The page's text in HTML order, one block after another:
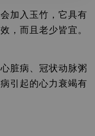
加入玉竹，它具有
，而且老少皆宜。
脏病、冠状动脉粥
引起的心力衰竭有